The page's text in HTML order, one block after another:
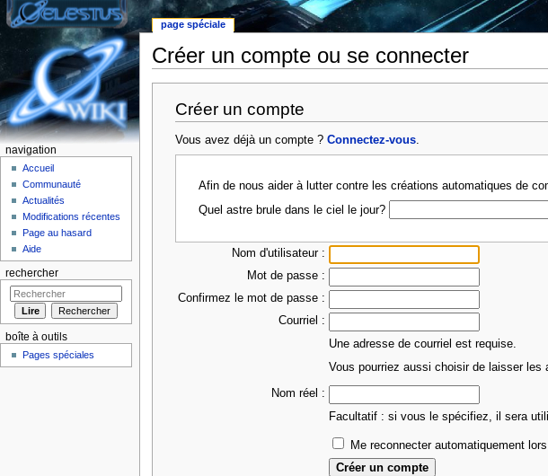
Créer un compte ou se connecter
Créer un compte
Vous avez déjà un compte ?Connectez-vous.
Afin de nous aider à lutter contre les créations automatiques de
Quel astre brule dans le ciel le jour?
Nom d'utilisateur :
Mot de passe :
Confirmez le mot de passe :
Courriel :
Une adresse de courriel est requise.
Vous pourriez aussi choisir de laisser
Nom réel :
Facultatif : si vous le spécifiez, il sera
Me reconnecter automatiquement
page spéciale
navigation
Accueil
Communauté
Actualités
Modifications récentes
Page au hasard
Aide
rechercher
boîte à outils
Pages spéciales